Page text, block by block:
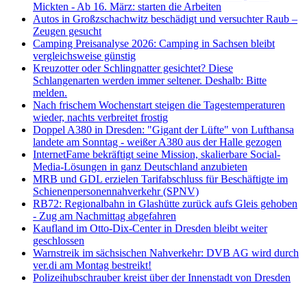
Mickten - Ab 16. März: starten die Arbeiten
Autos in Großzschachwitz beschädigt und versuchter Raub –
Zeugen gesucht
Camping Preisanalyse 2026: Camping in Sachsen bleibt
vergleichsweise günstig
Kreuzotter oder Schlingnatter gesichtet? Diese
Schlangenarten werden immer seltener. Deshalb: Bitte
melden.
Nach frischem Wochenstart steigen die Tagestemperaturen
wieder, nachts verbreitet frostig
Doppel A380 in Dresden: "Gigant der Lüfte" von Lufthansa
landete am Sonntag - weißer A380 aus der Halle gezogen
InternetFame bekräftigt seine Mission, skalierbare Social-
Media-Lösungen in ganz Deutschland anzubieten
MRB und GDL erzielen Tarifabschluss für Beschäftigte im
Schienenpersonennahverkehr (SPNV)
RB72: Regionalbahn in Glashütte zurück aufs Gleis gehoben
- Zug am Nachmittag abgefahren
Kaufland im Otto-Dix-Center in Dresden bleibt weiter
geschlossen
Warnstreik im sächsischen Nahverkehr: DVB AG wird durch
ver.di am Montag bestreikt!
Polizeihubschrauber kreist über der Innenstadt von Dresden